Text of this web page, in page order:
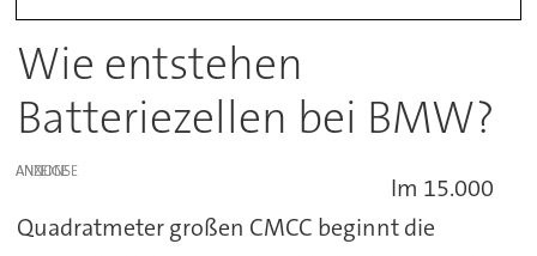
Wie entstehen
Batteriezellen bei BMW?
ANZEIGE
Im 15.000
Quadratmeter großen CMCC beginnt die